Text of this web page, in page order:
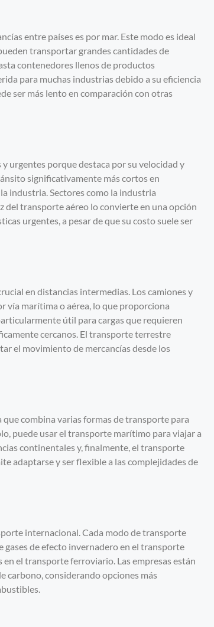
entre países es por mar. Este modo es ideal
transportar grandes cantidades de
contenedores llenos de productos
para muchas industrias debido a su eficiencia
ser más lento en comparación con otras
urgentes porque destaca por su velocidad y
significativamente más cortos en
industria. Sectores como la industria
del transporte aéreo lo convierte en una opción
urgentes, a pesar de que su costo suele ser
en distancias intermedias. Los camiones y
vía marítima o aérea, lo que proporciona
útil para cargas que requieren
cercanos. El transporte terrestre
el movimiento de mercancías desde los
combina varias formas de transporte para
puede usar el transporte marítimo para viajar a
continentales y, finalmente, el transporte
adaptarse y ser flexible a las complejidades de
internacional. Cada modo de transporte
de efecto invernadero en el transporte
en el transporte ferroviario. Las empresas están
carbono, considerando opciones más